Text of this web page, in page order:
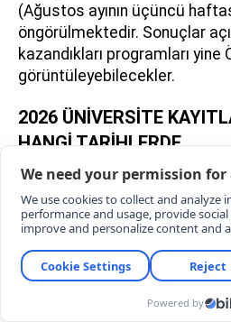
(Ağustos ayının üçüncü
öngörülmektedir. Sonuçlar
kazandıkları programları yine
görüntüleyebilecekler.
2026 ÜNİVERSİTE
HANGİ TARİHLERDE
YKS sonuçlarına göre bir
programına yerleşmeye hak
kayıt süreci Ağustos ayının
gerçekleştirilecek. Resmi
kayıtlar (e-Kayıt) 24-26
yüze (üniversiteye giderek)